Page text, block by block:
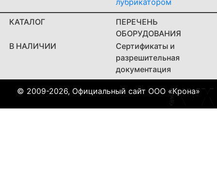
лубрикатором
КАТАЛОГ
ПЕРЕЧЕНЬ
ОБОРУДОВАНИЯ
В НАЛИЧИИ
Сертификаты и
разрешительная
документация
© 2009-2026, Официальный сайт ООО «Крона»